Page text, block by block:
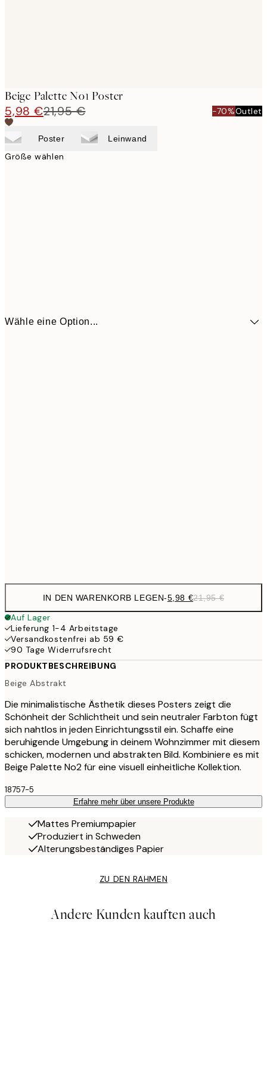
Beige Palette No1 Poster
5,98 €21,95 € -70%Outlet
Poster Leinwand
Größe wählen
Wähle eine Option...
IN DEN WARENKORB LEGEN-5,98 €21,95 €
Auf Lager
Lieferung 1-4 Arbeitstage
Versandkostenfrei ab 59 €
90 Tage Widerrufsrecht
PRODUKTBESCHREIBUNG
Beige Abstrakt
Die minimalistische Ästhetik dieses Posters zeigt die
Schönheit der Schlichtheit und sein neutraler Farbton fügt
sich nahtlos in jeden Einrichtungsstil ein. Schaffe eine
beruhigende Umgebung in deinem Wohnzimmer mit diesem
schicken, modernen und abstrakten Bild. Kombiniere es mit
Beige Palette No2 für eine visuell einheitliche Kollektion.
18757-5
Erfahre mehr über unsere Produkte
Mattes Premiumpapier
Produziert in Schweden
Alterungsbeständiges Papier
ZU DEN RAHMEN
Andere Kunden kauften auch